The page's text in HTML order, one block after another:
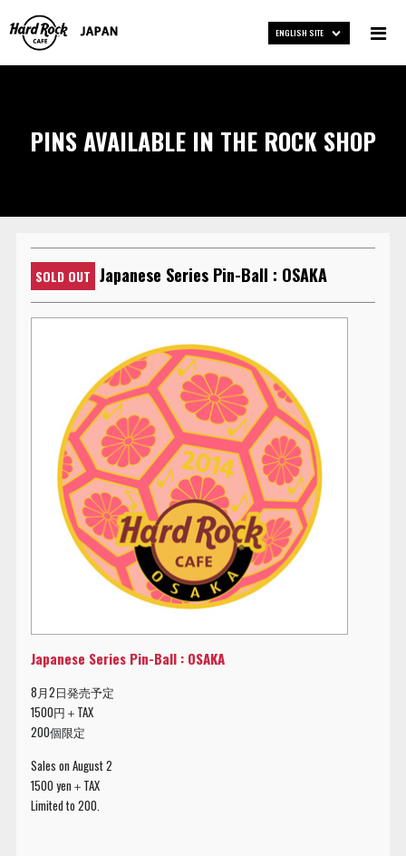
ENGLISH SITE
PINS AVAILABLE IN THE ROCK SHOP
SOLD OUT Japanese Series Pin-Ball : OSAKA
Japanese Series Pin-Ball : OSAKA
8月2日発売予定
1500円＋TAX
200個限定
Sales on August 2
1500 yen＋TAX
Limited to 200.